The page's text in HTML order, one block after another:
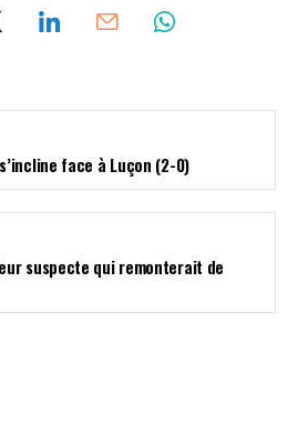
face à Luçon (2-0)
suspecte qui remonterait de